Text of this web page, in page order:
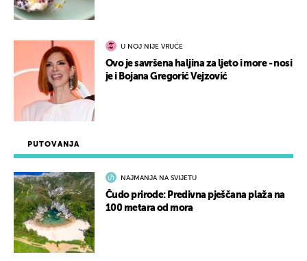
PUTOVANJA
NAJMANJA NA SVIJETU
Čudo prirode: Predivna pješčana plaža na
100 metara od mora
U NOJ NIJE VRUĆE
Ovo je savršena haljina za ljeto i more - nosi
je i Bojana Gregorić Vejzović